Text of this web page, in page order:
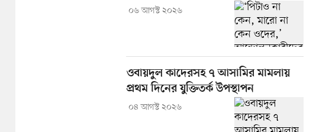
০৬ আগস্ট ২০২৬
ওবায়দুল কাদেরসহ ৭ আসামির মামলায়
প্রথম দিনের যুক্তিতর্ক উপস্থাপন
০৪ আগস্ট ২০২৬